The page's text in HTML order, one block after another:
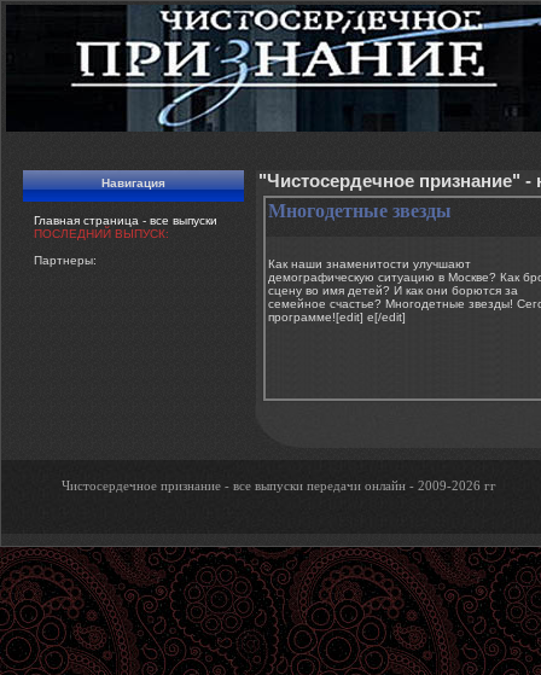
Навигация
Главная страница - все выпуски
ПОСЛЕДНИЙ ВЫПУСК:
Партнеры:
"Чистосердечное признание"
Многодетные звезды
Как наши знаменитости улучшают
демографическую ситуацию в Москве? Как
сцену во имя детей? И как они борются за
семейное счастье? Многодетные звезды!
программе![edit] e[/edit]
Чистосердечное признание - все выпуски передачи онлайн - 2009-2026 гг